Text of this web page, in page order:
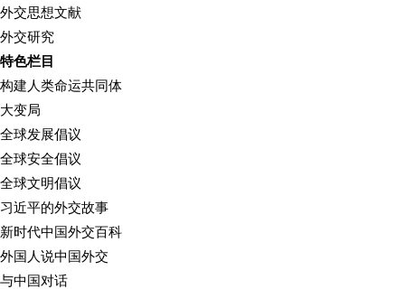
外交思想文献
外交研究
特色栏目
构建人类命运共同体
大变局
全球发展倡议
全球安全倡议
全球文明倡议
习近平的外交故事
新时代中国外交百科
外国人说中国外交
与中国对话